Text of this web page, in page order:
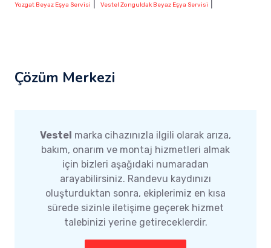
Yozgat Beyaz Eşya Servisi
Vestel Zonguldak Beyaz Eşya Servisi
Çözüm Merkezi
Vestel marka cihazınızla ilgili olarak arıza,
bakım, onarım ve montaj hizmetleri almak
için bizleri aşağıdaki numaradan
arayabilirsiniz. Randevu kaydınızı
oluşturduktan sonra, ekiplerimiz en kısa
sürede sizinle iletişime geçerek hizmet
talebinizi yerine getireceklerdir.